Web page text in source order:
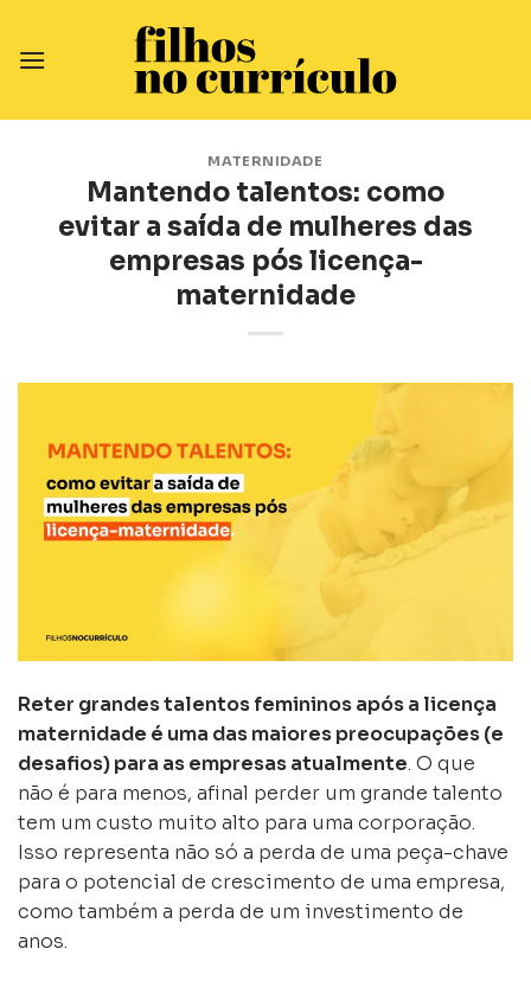
content
MATERNIDADE
Mantendo talentos: como
evitar a saída de mulheres das
empresas pós licença-
maternidade
Reter grandes talentos femininos após a licença
maternidade é uma das maiores preocupações (e
desafios) para as empresas atualmente. O que
não é para menos, afinal perder um grande talento
tem um custo muito alto para uma corporação.
Isso representa não só a perda de uma peça-chave
para o potencial de crescimento de uma empresa,
como também a perda de um investimento de
anos.